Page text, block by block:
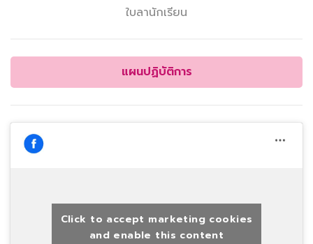
ใบลานักเรียน
แผนปฏิบัติการ
Click to accept marketing cookies
and enable this content